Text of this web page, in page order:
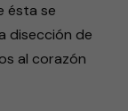
ésta se
disección de
al corazón